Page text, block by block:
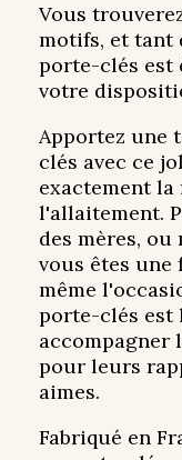
Vous
motifs, et tant
porte-clés est
votre
Apportez une
clés avec ce
exactement la
l'allaitement.
des mères, ou
vous êtes
même
porte-clés est
accompagner
pour leurs
aimes.
Fabriqué en